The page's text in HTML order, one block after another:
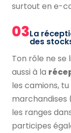
surtout en e-
03La
des
Ton rôle ne se
aussi à la
les camions,
marchandises
les ranges
participes